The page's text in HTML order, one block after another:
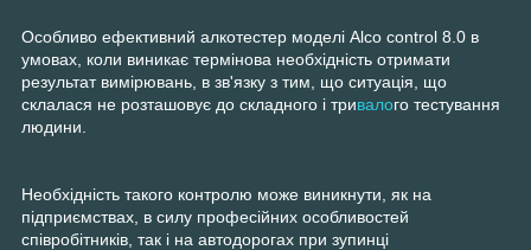
Особливо ефективний алкотестер моделі Alco control 8.0 в
умовах, коли виникає термінова необхідність отримати
результат вимірювань, в зв'язку з тим, що ситуація, що
склалася не розташовує до складного і тривалого тестування
людини.
Необхідність такого контролю може виникнути, як на
підприємствах, в силу професійних особливостей
співробітників, так і на автодорогах при зупинці